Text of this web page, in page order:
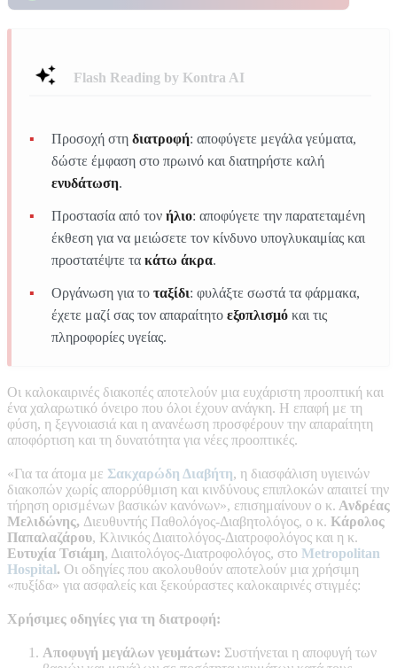
Flash Reading by Kontra AI
Προσοχή στη διατροφή: αποφύγετε μεγάλα γεύματα,
δώστε έμφαση στο πρωινό και διατηρήστε καλή
ενυδάτωση.
Προστασία από τον ήλιο: αποφύγετε την παρατεταμένη
έκθεση για να μειώσετε τον κίνδυνο υπογλυκαιμίας και
προστατέψτε τα κάτω άκρα.
Οργάνωση για το ταξίδι: φυλάξτε σωστά τα φάρμακα,
έχετε μαζί σας τον απαραίτητο εξοπλισμό και τις
πληροφορίες υγείας.
Οι καλοκαιρινές διακοπές αποτελούν μια ευχάριστη προοπτική και
ένα χαλαρωτικό όνειρο που όλοι έχουν ανάγκη. Η επαφή με τη
φύση, η ξεγνοιασιά και η ανανέωση προσφέρουν την απαραίτητη
αποφόρτιση και τη δυνατότητα για νέες προοπτικές.
«Για τα άτομα με Σακχαρώδη Διαβήτη, η διασφάλιση υγιεινών
διακοπών χωρίς απορρύθμιση και κινδύνους επιπλοκών απαιτεί την
τήρηση ορισμένων βασικών κανόνων», επισημαίνουν ο κ. Ανδρέας
Μελιδώνης, Διευθυντής Παθολόγος-Διαβητολόγος, ο κ. Κάρολος
Παπαλαζάρου, Κλινικός Διαιτολόγος-Διατροφολόγος και η κ.
Ευτυχία Τσιάμη, Διαιτολόγος-Διατροφολόγος, στο Metropolitan
Hospital. Οι οδηγίες που ακολουθούν αποτελούν μια χρήσιμη
«πυξίδα» για ασφαλείς και ξεκούραστες καλοκαιρινές στιγμές:
Χρήσιμες οδηγίες για τη διατροφή:
Αποφυγή μεγάλων γευμάτων: Συστήνεται η αποφυγή των